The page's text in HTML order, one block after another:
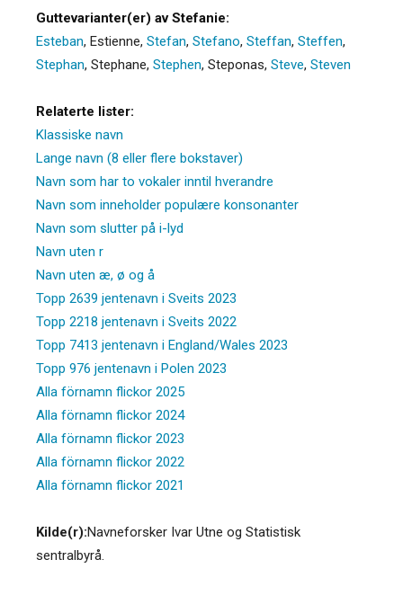
Guttevarianter(er) av Stefanie:
Esteban, Estienne, Stefan, Stefano, Steffan, Steffen,
Stephan, Stephane, Stephen, Steponas, Steve, Steven
Relaterte lister:
Klassiske navn
Lange navn (8 eller flere bokstaver)
Navn som har to vokaler inntil hverandre
Navn som inneholder populære konsonanter
Navn som slutter på i-lyd
Navn uten r
Navn uten æ, ø og å
Topp 2639 jentenavn i Sveits 2023
Topp 2218 jentenavn i Sveits 2022
Topp 7413 jentenavn i England/Wales 2023
Topp 976 jentenavn i Polen 2023
Alla förnamn flickor 2025
Alla förnamn flickor 2024
Alla förnamn flickor 2023
Alla förnamn flickor 2022
Alla förnamn flickor 2021
Kilde(r):Navneforsker Ivar Utne og Statistisk
sentralbyrå.